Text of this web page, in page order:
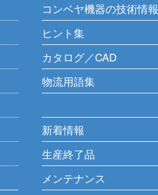
コンベヤ機器の技術情報
ヒント集
カタログ／CAD
物流用語集
新着情報
生産終了品
メンテナンス